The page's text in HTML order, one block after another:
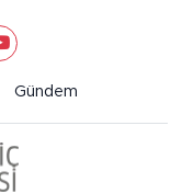
Gündem